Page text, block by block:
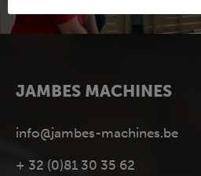
JAMBES MACHINES
info@jambes-machines.be
+ 32 (0)81 30 35 62